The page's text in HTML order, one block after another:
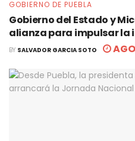
GOBIERNO DE PUEBLA
Gobierno del Estado y
alianza para impulsar
BY SALVADOR GARCIA SOTO